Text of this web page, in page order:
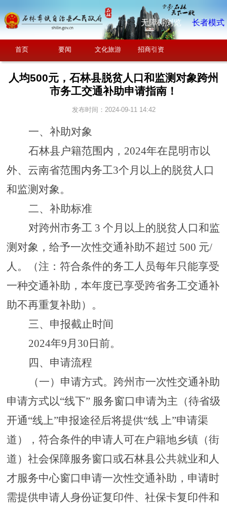
无障碍浏览 长者模式
首页 要闻 文化旅游 招商引资
人均500元，石林县脱贫人口和监测对象跨州
市务工交通补助申请指南！
发布时间：2024-09-11 14:42
一、 补助对象
石林县户籍范围内， 2024年在昆明市以
外、云南省范围内务工3个月以上的脱贫人口
和监测对象。
二、补助标准
对跨州市务工 3 个月以上的脱贫人口和监
测对象，给予一次性交通补助不超过 500 元/
人。（注：符合条件的务工人员每年只能享受
一种交通补助，本年度已享受跨省务工交通补
助不再重复补助）。
三、申报截止时间
2024年9月 30 日前。
四、申请流程
（一）申请方式。 跨州市一次性交通补助
申请方式以“线下” 服务窗口申请为主（待省级
开通“线上”申报途径后将提供“线 上”申请渠
道），符合条件的申请人可在户籍地乡镇（街
道）社会保障服务窗口或石林县公共就业和人
才服务中心窗口申请一次性交通补助，申请时
需提供申请人身份证复印件、社保卡复印件和